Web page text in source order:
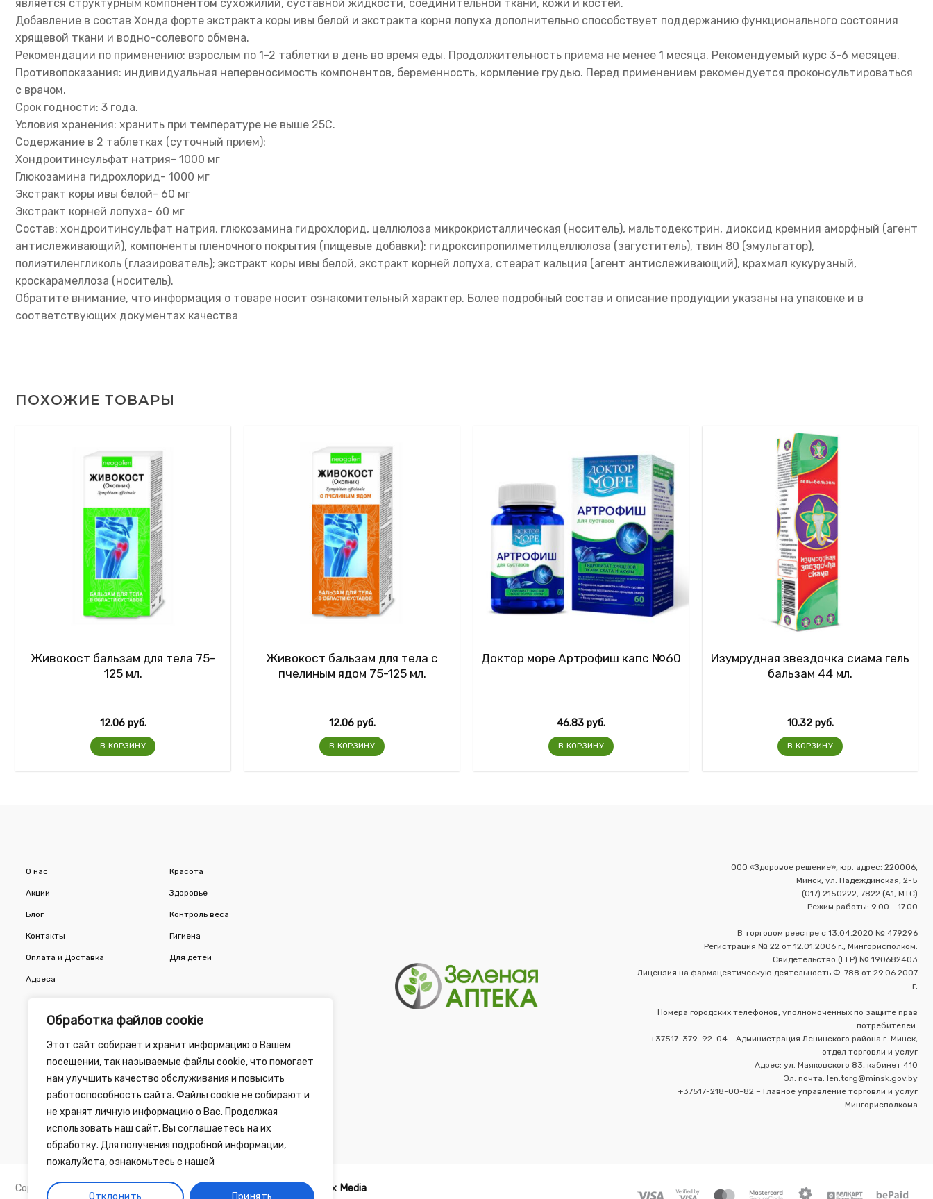
Обработка файлов cookie
Этот сайт собирает и хранит информацию о Вашем
посещении, так называемые файлы cookie, что помогает
нам улучшить качество обслуживания и повысить
работоспособность сайта. Файлы cookie не собирают и
не хранят личную информацию о Вас. Продолжая
использовать наш сайт, Вы соглашаетесь на их
обработку. Для получения подробной информации,
пожалуйста, ознакомьтесь с нашей
Отклонить Принять
является структурным компонентом сухожилий, суставной жидкости, соединительной ткани, кожи и костей.
Добавление в состав Хонда форте экстракта коры ивы белой и экстракта корня лопуха дополнительно способствует поддержанию функционального состояния
хрящевой ткани и водно-солевого обмена.
Рекомендации по применению: взрослым по 1-2 таблетки в день во время еды. Продолжительность приема не менее 1 месяца. Рекомендуемый курс 3-6 месяцев.
Противопоказания: индивидуальная непереносимость компонентов, беременность, кормление грудью. Перед применением рекомендуется проконсультироваться
с врачом.
Срок годности: 3 года.
Условия хранения: хранить при температуре не выше 25С.
Содержание в 2 таблетках (суточный прием):
Хондроитинсульфат натрия- 1000 мг
Глюкозамина гидрохлорид- 1000 мг
Экстракт коры ивы белой- 60 мг
Экстракт корней лопуха- 60 мг
Состав: хондроитинсульфат натрия, глюкозамина гидрохлорид, целлюлоза микрокристаллическая (носитель), мальтодекстрин, диоксид кремния аморфный (агент
антислеживающий), компоненты пленочного покрытия (пищевые добавки): гидроксипропилметилцеллюлоза (загуститель), твин 80 (эмульгатор),
полиэтиленгликоль (глазирователь); экстракт коры ивы белой, экстракт корней лопуха, стеарат кальция (агент антислеживающий), крахмал кукурузный,
кроскарамеллоза (носитель).
Обратите внимание, что информация о товаре носит ознакомительный характер. Более подробный состав и описание продукции указаны на упаковке и в
соответствующих документах качества
ПОХОЖИЕ ТОВАРЫ
Живокост бальзам для тела 75-
125 мл.
12.06 руб.
В КОРЗИНУ
Живокост бальзам для тела с
пчелиным ядом 75-125 мл.
12.06 руб.
В КОРЗИНУ
Доктор море Артрофиш капс №60
46.83 руб.
В КОРЗИНУ
Изумрудная звездочка сиама гель
бальзам 44 мл.
10.32 руб.
В КОРЗИНУ
О нас
Акции
Блог
Контакты
Оплата и Доставка
Адреса
Красота
Здоровье
Контроль веса
Гигиена
Для детей
ООО «Здоровое решение», юр. адрес: 220006,
Минск, ул. Надеждинская, 2-5
(017) 2150222, 7822 (А1, МТС)
Режим работы: 9.00 - 17.00
В торговом реестре с 13.04.2020 № 479296
Регистрация № 22 от 12.01.2006 г., Мингорисполком.
Свидетельство (ЕГР) № 190682403
Лицензия на фармацевтическую деятельность Ф-788 от 29.06.2007
г.
Номера городских телефонов, уполномоченных по защите прав
потребителей:
+37517-379-92-04 - Администрация Ленинского района г. Минск,
отдел торговли и услуг
Адрес: ул. Маяковского 83, кабинет 410
Эл. почта: len.torg@minsk.gov.by
+37517-218-00-82 – Главное управление торговли и услуг
Мингорисполкома
Copyright 2010 - 2026 © Зелёная Аптека , разработка сайта -Tirex Media